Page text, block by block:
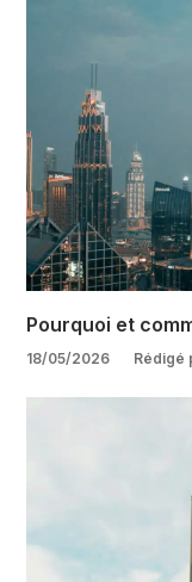
Pourquoi et
18/05/2026 Rédigé